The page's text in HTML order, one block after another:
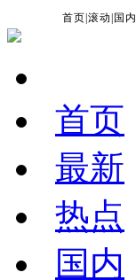
首页 |滚动 国内
首页
最新
热点
国内